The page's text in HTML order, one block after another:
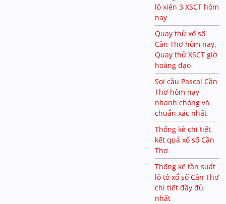
lô xiên 3 XSCT hôm
nay
Quay thử xổ số
Cần Thơ hôm nay.
Quay thử XSCT giờ
hoàng đạo
Soi cầu Pascal Cần
Thơ hôm nay
nhanh chóng và
chuẩn xác nhất
Thống kê chi tiết
kết quả xổ số Cần
Thơ
Thống kê tần suất
lô tô xổ số Cần Thơ
chi tiết đầy đủ
nhất